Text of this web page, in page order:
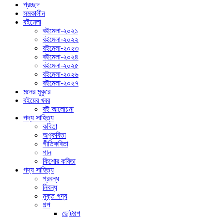
প্রচ্ছদ
সমকালীন
বইমেলা
বইমেলা-২০২১
বইমেলা-২০২২
বইমেলা-২০২৩
বইমেলা-২০২৪
বইমেলা-২০২৫
বইমেলা-২০২৬
বইমেলা-২০২৭
মনের মুকুরে
বইয়ের খবর
বই আলোচনা
পদ্য সাহিত্য
কবিতা
অণুকবিতা
গীতিকবিতা
গান
কিশোর কবিতা
গদ্য সাহিত্য
প্রবন্ধ
নিবন্ধ
মুক্ত গদ্য
গল্প
ছোটগল্প